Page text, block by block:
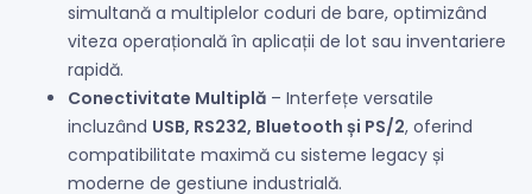
simultană a multiplelor coduri de bare, optimizând
viteza operațională în aplicații de lot sau inventariere
rapidă.
Conectivitate Multiplă – Interfețe versatile
incluzând USB, RS232, Bluetooth și PS/2, oferind
compatibilitate maximă cu sisteme legacy și
moderne de gestiune industrială.